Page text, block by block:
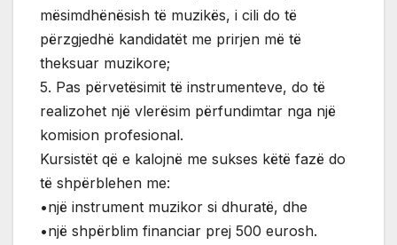
mësimdhënësish të muzikës, i cili do të
përzgjedhë kandidatët me prirjen më të
theksuar muzikore;
5. Pas përvetësimit të instrumenteve, do të
realizohet një vlerësim përfundimtar nga një
komision profesional.
Kursistët që e kalojnë me sukses këtë fazë do
të shpërblehen me:
•një instrument muzikor si dhuratë, dhe
•një shpërblim financiar prej 500 eurosh.